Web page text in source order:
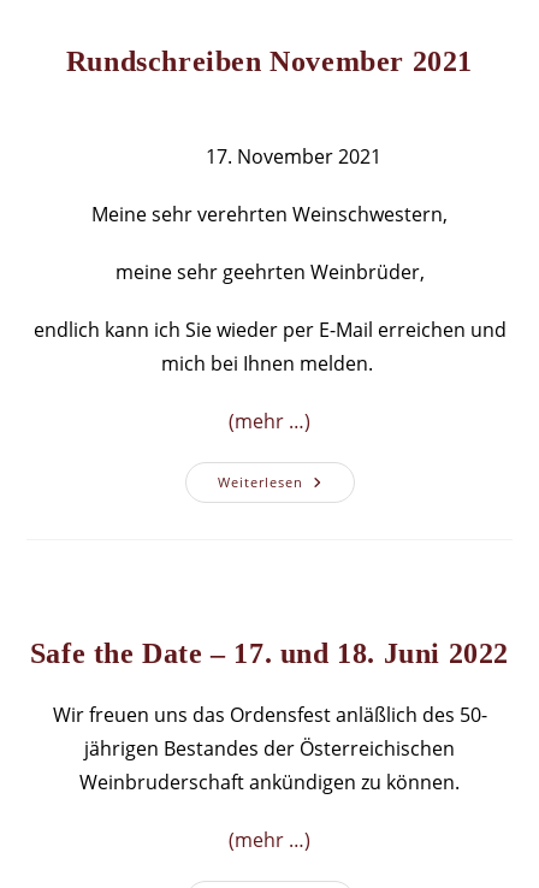
Rundschreiben November 2021
17. November 2021
Meine sehr verehrten Weinschwestern,
meine sehr geehrten Weinbrüder,
endlich kann ich Sie wieder per E-Mail erreichen und
mich bei Ihnen melden.
(mehr …)
Weiterlesen Rundschreiben
November
Safe the Date – 17. und 18. Juni 2022
Wir freuen uns das Ordensfest anläßlich des 50-
jährigen Bestandes der Österreichischen
Weinbruderschaft ankündigen zu können.
(mehr …)